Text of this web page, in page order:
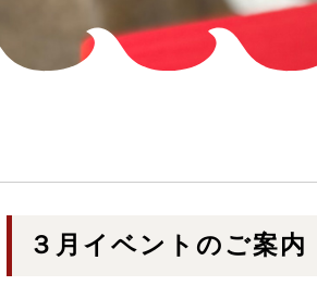
３月イベントのご案内